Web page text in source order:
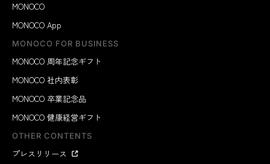
MONOCO
MONOCO App
MONOCO FOR BUSINESS
MONOCO 周年記念ギフト
MONOCO 社内表彰
MONOCO 卒業記念品
MONOCO 健康経営ギフト
OTHER CONTENTS
プレスリリース